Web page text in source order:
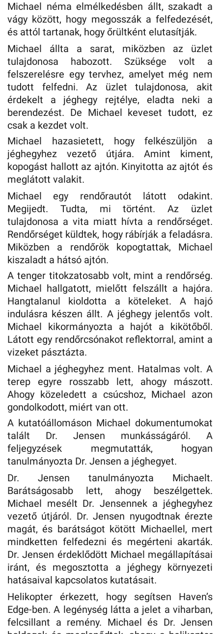
Michael néma elmélkedésben állt, szakadt a
vágy között, hogy megosszák a felfedezését,
és attól tartanak, hogy őrültként elutasítják.
Michael állta a sarat, miközben az üzlet
tulajdonosa habozott. Szüksége volt a
felszerelésre egy tervhez, amelyet még nem
tudott felfedni. Az üzlet tulajdonosa, akit
érdekelt a jéghegy rejtélye, eladta neki a
berendezést. De Michael keveset tudott, ez
csak a kezdet volt.
Michael hazasietett, hogy felkészüljön a
jéghegyhez vezető útjára. Amint kiment,
kopogást hallott az ajtón. Kinyitotta az ajtót és
meglátott valakit.
Michael egy rendőrautót látott odakint.
Megijedt. Tudta, mi történt. Az üzlet
tulajdonosa a vita miatt hívta a rendőrséget.
Rendőrséget küldtek, hogy rábírják a feladásra.
Miközben a rendőrök kopogtattak, Michael
kiszaladt a hátsó ajtón.
A tenger titokzatosabb volt, mint a rendőrség.
Michael hallgatott, mielőtt felszállt a hajóra.
Hangtalanul kioldotta a köteleket. A hajó
indulásra készen állt. A jéghegy jelentős volt.
Michael kikormányozta a hajót a kikötőből.
Látott egy rendőrcsónakot reflektorral, amint a
vizeket pásztázta.
Michael a jéghegyhez ment. Hatalmas volt. A
terep egyre rosszabb lett, ahogy mászott.
Ahogy közeledett a csúcshoz, Michael azon
gondolkodott, miért van ott.
A kutatóállomáson Michael dokumentumokat
talált Dr. Jensen munkásságáról. A
feljegyzések megmutatták, hogyan
tanulmányozta Dr. Jensen a jéghegyet.
Dr. Jensen tanulmányozta Michaelt.
Barátságosabb lett, ahogy beszélgettek.
Michael mesélt Dr. Jensennek a jéghegyhez
vezető útjáról. Dr. Jensen nyugodtnak érezte
magát, és barátságot kötött Michaellel, mert
mindketten felfedezni és megérteni akarták.
Dr. Jensen érdeklődött Michael megállapításai
iránt, és megosztotta a jéghegy környezeti
hatásaival kapcsolatos kutatásait.
Helikopter érkezett, hogy segítsen Haven’s
Edge-ben. A legénység látta a jelet a viharban,
felcsillant a remény. Michael és Dr. Jensen